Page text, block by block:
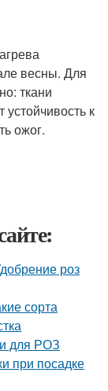
весны. Для
ткани
к
ожог.
роз
сорта
для РОЗ
при посадке